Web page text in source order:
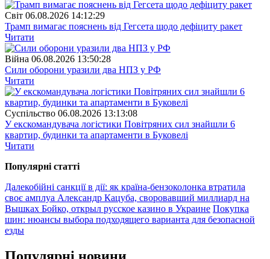
Свiт 06.08.2026 14:12:29
Трамп вимагає пояснень від Гегсета щодо дефіциту ракет
Читати
Війна 06.08.2026 13:50:28
Сили оборони уразили два НПЗ у РФ
Читати
Суспiльство 06.08.2026 13:13:08
У екскомандувача логістики Повітряних сил знайшли 6
квартир, будинки та апартаменти в Буковелі
Читати
Популярнi статтi
Далекобійні санкції в дії: як країна-бензоколонка втратила
своє амплуа Александр Кацуба, своровавший миллиард на
Вышках Бойко, открыл русское казино в Украине Покупка
шин: нюансы выбора подходящего варианта для безопасной
езды